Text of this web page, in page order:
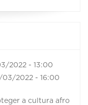
2022 - 13:00
03/2022 - 16:00
a cultura afro